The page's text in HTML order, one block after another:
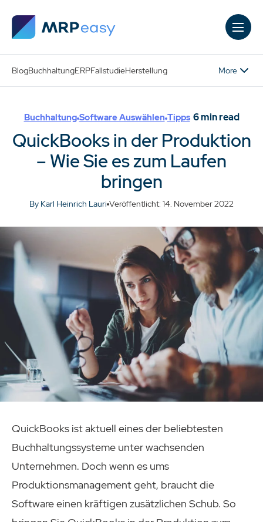
BlogBuchhaltungERPFallstudieHerstellung More
Buchhaltung Software Auswählen Tipps 6min read
QuickBooks in der Produktion
– Wie Sie es zum Laufen
bringen
By Karl Heinrich Lauri Veröffentlicht: 14. November 2022
QuickBooks ist aktuell eines der beliebtesten
Buchhaltungssysteme unter wachsenden
Unternehmen. Doch wenn es ums
Produktionsmanagement geht, braucht die
Software einen kräftigen zusätzlichen Schub. So